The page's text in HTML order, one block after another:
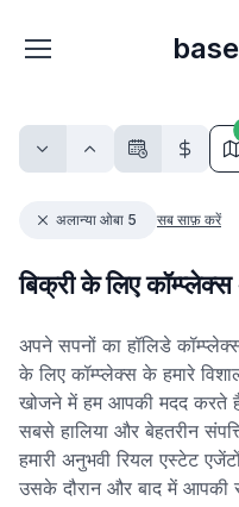
base
अलान्या ओबा 5 सब साफ़ करें
बिक्री के लिए
अपने सपनों का हॉलिडे
के लिए कॉम्प्लेक्स के हमारे
खोजने में हम आपकी मदद करते
सबसे हालिया और बेहतरीन
हमारी अनुभवी रियल एस्टेट
उसके दौरान और बाद में आपकी